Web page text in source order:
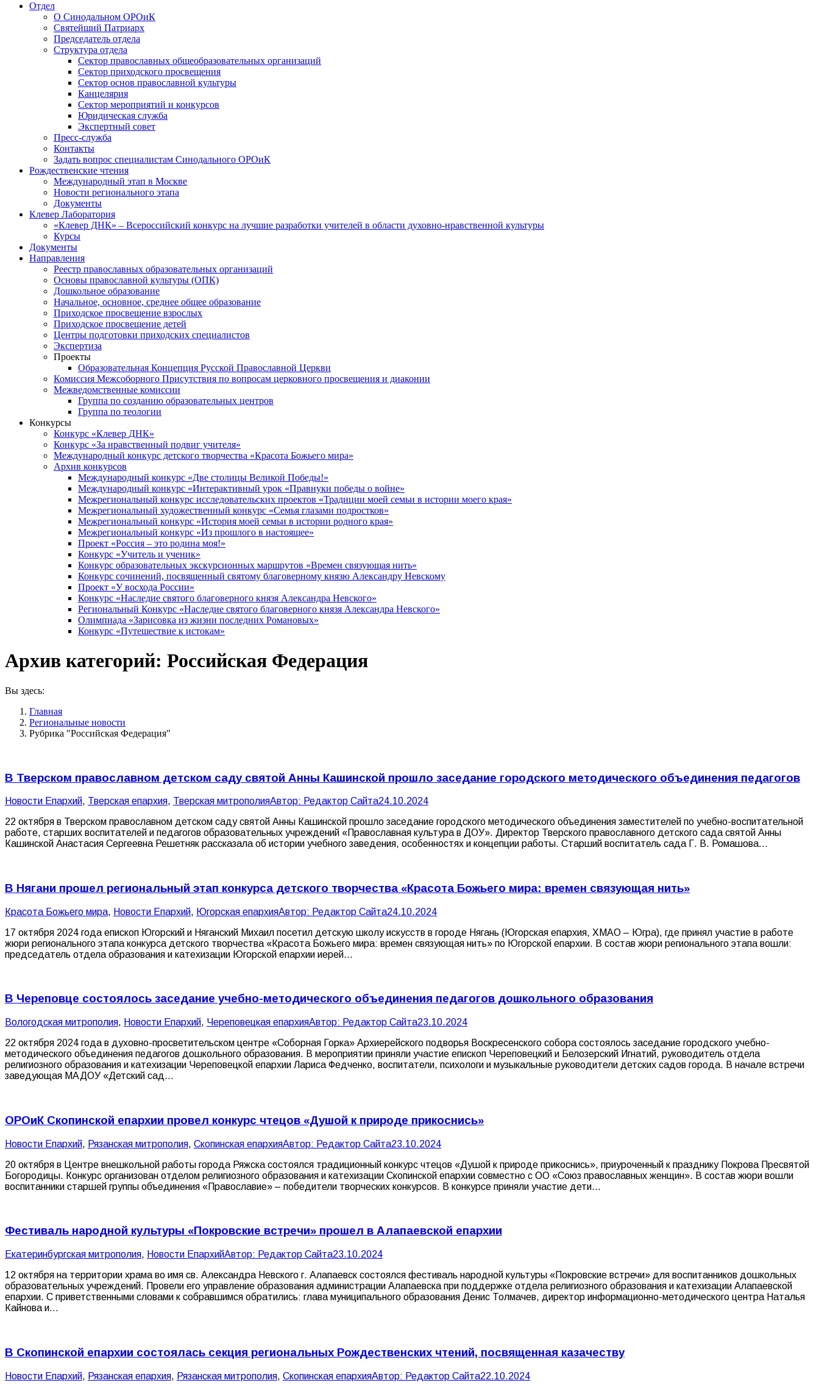
Отдел
О Синодальном ОРОиК
Святейший Патриарх
Председатель отдела
Структура отдела
Сектор православных общеобразовательных организаций
Сектор приходского просвещения
Сектор основ православной культуры
Канцелярия
Сектор мероприятий и конкурсов
Юридическая служба
Экспертный совет
Пресс-служба
Контакты
Задать вопрос специалистам Синодального ОРОиК
Рождественские чтения
Международный этап в Москве
Новости регионального этапа
Документы
Клевер Лаборатория
«Клевер ДНК» – Всероссийский конкурс на лучшие разработки учителей в области духовно-нравственной культуры
Курсы
Документы
Направления
Реестр православных образовательных организаций
Основы православной культуры (ОПК)
Дошкольное образование
Начальное, основное, среднее общее образование
Приходское просвещение взрослых
Приходское просвещение детей
Центры подготовки приходских специалистов
Экспертиза
Проекты
Образовательная Концепция Русской Православной Церкви
Комиссия Межсоборного Присутствия по вопросам церковного просвещения и диаконии
Межведомственные комиссии
Группа по созданию образовательных центров
Группа по теологии
Конкурсы
Конкурс «Клевер ДНК»
Конкурс «За нравственный подвиг учителя»
Международный конкурс детского творчества «Красота Божьего мира»
Архив конкурсов
Международный конкурс «Две столицы Великой Победы!»
Международный конкурс «Интерактивный урок «Правнуки победы о войне»
Межрегиональный конкурс исследовательских проектов «Традиции моей семьи в истории моего края»
Межрегиональный художественный конкурс «Семья глазами подростков»
Межрегиональный конкурс «История моей семьи в истории родного края»
Межрегиональный конкурс «Из прошлого в настоящее»
Проект «Россия – это родина моя!»
Конкурс «Учитель и ученик»
Конкурс образовательных экскурсионных маршрутов «Времен связующая нить»
Конкурс сочинений, посвященный святому благоверному князю Александру Невскому
Проект «У восхода России»
Конкурс «Наследие святого благоверного князя Александра Невского»
Региональный Конкурс «Наследие святого благоверного князя Александра Невского»
Олимпиада «Зарисовка из жизни последних Романовых»
Конкурс «Путешествие к истокам»
Архив категорий: Российская Федерация
Вы здесь:
Главная
Pегиональные новости
Рубрика "Российская Федерация"
В Тверском православном детском саду святой Анны Кашинской прошло заседание городского методического объединения педагогов
Новости Епархий, Тверская епархия, Тверская митрополияАвтор: Редактор Сайта24.10.2024
22 октября в Тверском православном детском саду святой Анны Кашинской прошло заседание городского методического объединения заместителей по учебно-воспитательной
работе, старших воспитателей и педагогов образовательных учреждений «Православная культура в ДОУ». Директор Тверского православного детского сада святой Анны
Кашинской Анастасия Сергеевна Решетняк рассказала об истории учебного заведения, особенностях и концепции работы. Старший воспитатель сада Г. В. Ромашова…
В Нягани прошел региональный этап конкурса детского творчества «Красота Божьего мира: времен связующая нить»
Красота Божьего мира, Новости Епархий, Югорская епархияАвтор: Редактор Сайта24.10.2024
17 октября 2024 года епископ Югорский и Няганский Михаил посетил детскую школу искусств в городе Нягань (Югорская епархия, ХМАО – Югра), где принял участие в работе
жюри регионального этапа конкурса детского творчества «Красота Божьего мира: времен связующая нить» по Югорской епархии. В состав жюри регионального этапа вошли:
председатель отдела образования и катехизации Югорской епархии иерей…
В Череповце состоялось заседание учебно-методического объединения педагогов дошкольного образования
Вологодская митрополия, Новости Епархий, Череповецкая епархияАвтор: Редактор Сайта23.10.2024
22 октября 2024 года в духовно-просветительском центре «Соборная Горка» Архиерейского подворья Воскресенского собора состоялось заседание городского учебно-
методического объединения педагогов дошкольного образования. В мероприятии приняли участие епископ Череповецкий и Белозерский Игнатий, руководитель отдела
религиозного образования и катехизации Череповецкой епархии Лариса Федченко, воспитатели, психологи и музыкальные руководители детских садов города. В начале встречи
заведующая МАДОУ «Детский сад…
ОРОиК Скопинской епархии провел конкурс чтецов «Душой к природе прикоснись»
Новости Епархий, Рязанская митрополия, Скопинская епархияАвтор: Редактор Сайта23.10.2024
20 октября в Центре внешкольной работы города Ряжска состоялся традиционный конкурс чтецов «Душой к природе прикоснись», приуроченный к празднику Покрова Пресвятой
Богородицы. Конкурс организован отделом религиозного образования и катехизации Скопинской епархии совместно с ОО «Союз православных женщин». В состав жюри вошли
воспитанники старшей группы объединения «Православие» – победители творческих конкурсов. В конкурсе приняли участие дети…
Фестиваль народной культуры «Покровские встречи» прошел в Алапаевской епархии
Екатеринбургская митрополия, Новости ЕпархийАвтор: Редактор Сайта23.10.2024
12 октября на территории храма во имя св. Александра Невского г. Алапаевск состоялся фестиваль народной культуры «Покровские встречи» для воспитанников дошкольных
образовательных учреждений. Провели его управление образования администрации Алапаевска при поддержке отдела религиозного образования и катехизации Алапаевской
епархии. С приветственными словами к собравшимся обратились: глава муниципального образования Денис Толмачев, директор информационно-методического центра Наталья
Кайнова и…
В Скопинской епархии состоялась секция региональных Рождественских чтений, посвященная казачеству
Новости Епархий, Рязанская епархия, Рязанская митрополия, Скопинская епархияАвтор: Редактор Сайта22.10.2024